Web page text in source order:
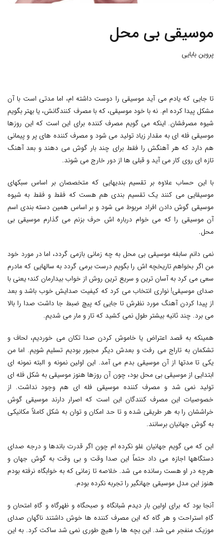
موسیقی بی محل
پروین بابایی
تا جایی که یادم می آید موسیقی را دوست داشته ام، اما مدتی است با آن
مشکل پیدا کرده ام. نه با خود موسیقی، که با مصرف کنندگانش، یا بهتر بگویم
شیوه مصرفشان. اینکه می گویم مصرف کننده برای این است که این روزها
موسیقی فله ای به مقدار زیاد تولید می شود و مصرف کننده های پر و پیمانی
هم دارد که هر آهنگش را فقط برای چند بار گوش می دهند و بعد آهنگ
تازه ای روی کار می آید و قبلی ها از دور خارج می شوند.
با این حساب علاوه بر تقسیم بندیهایی که متخصصان بر اساس سبکهای
موسیقایی می کنند یک تقسیم بندی هم هست که فقط و فقط به شیوه
موسیقی گوش دادن افراد مربوط می شود و بر اساس همین دسته بندی اسم
آن موسیقی را که می خوام درباره اش حرف بزنم می گذارم موسیقی بی
محل.
نمی دانم سابقه موسیقی بی محل به چه زمانی بازمی گردد، اما در مورد خود
من اگر بخواهم تاریخچه اش را بگویم درست برمی گردد به سالهایی که مادرم
سعی می کرد به آسان ترین و سریع ترین روش از خواب بیدارمان کند؛ یعنی با
صدای موسیقی! نواری انتخاب می کرد که کیفیت صدایش خوب باشد و بعد
از پیدا کردن آهنگ مورد نظرش تا جایی که پیچ ضبط جا داشت صدا را بالا
می برد. چند ثانیه بیشتر طول نمی کشید که تار و مار می شدیم.
همینکه به قصد اعتراض یا خاموش کردن صدا تکان می خوردیم، لحاف و
تشکمان به تاراج می رفت و بعدش دیگر مجبور بودیم تسلیم شویم. اما من
یکی تا مدتها از آن موسیقی بدم می آمد. این اولین نمونه و البته نمونه ای
ابتدایی از موسیقی بی محل بود، چون آن روزها هنوز موسیقی به شکل فله ای
تولید نمی شد و مصرف کننده موسیقی فله ای هم وجود نداشت. از
خصوصیات این مصرف کنندگان این است که اصرار دارند موسیقی گوش
خراششان را به هر طریقی شده و تا حد امکان و توان به شکل کاملاً مکانیکی
به گوش جهانیان برسانند.
این که می گویم جهانیان غلو نکرده ام چون اگر قدرت باندها و درجه صدای
دستگاهها اجازه می داد حتماً این صدا وقت و بی وقت به گوش جهان و
هرچه در او هست رسانده می شد. خلاصه تا زمانی که به خوابگاه نرفته بودم
هنوز این مدل موسیقی جهانگیر را تجربه نکرده بودم.
آنجا بود که برای اولین بار دیدم شبانگاه و صبحگاه و ظهرگاه و گاهِ امتحان و
گاهِ استراحت و هر گاه که این مصرف کننده ها خوش داشتند ناگهان صدای
موزیک منفجر می شد. این بچه ها را هیچ طوری نمی شد ساکت کرد. به این